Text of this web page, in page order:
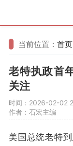
当前位置： 首页
老特执政首
关注
时间：2026-02-02
作者：石宏主编
美国总统老特